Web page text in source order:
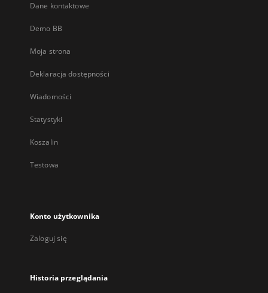
Dane kontaktowe
Demo BB
Moja strona
Deklaracja dostępności
Wiadomości
Statystyki
Koszalin
Testowa
Konto użytkownika
Zaloguj się
Historia przeglądania